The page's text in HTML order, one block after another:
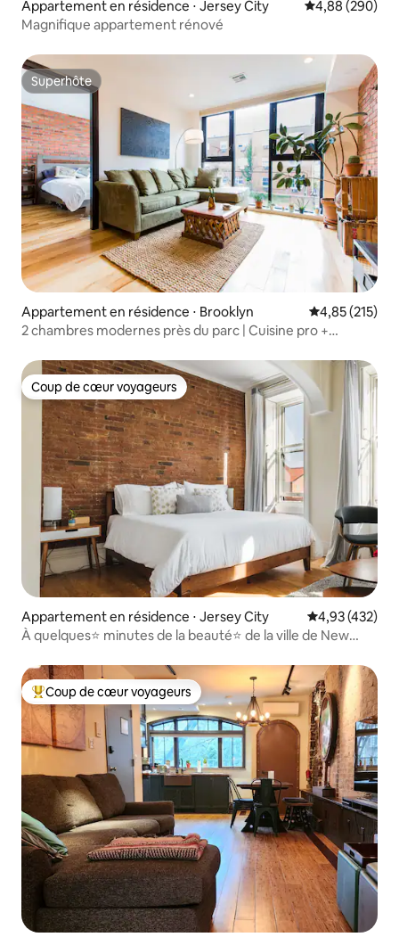
Appartement en résidence ⋅ Jersey City Évaluation
4,88 (290)
Magnifique appartement rénové
Superhôte
Superhôte
Appartement en résidence ⋅ Brooklyn Évaluation
4,85 (215)
2 chambres modernes près du parc | Cuisine pro +
Coup de cœur voyageurs
Coup de cœur voyageurs
Appartement en résidence ⋅ Jersey City Évaluation
4,93 (432)
À quelques⭐ minutes de la beauté⭐ de la ville de New
Coups de cœur voyageurs les plus appréciés
Coup de cœur voyageurs